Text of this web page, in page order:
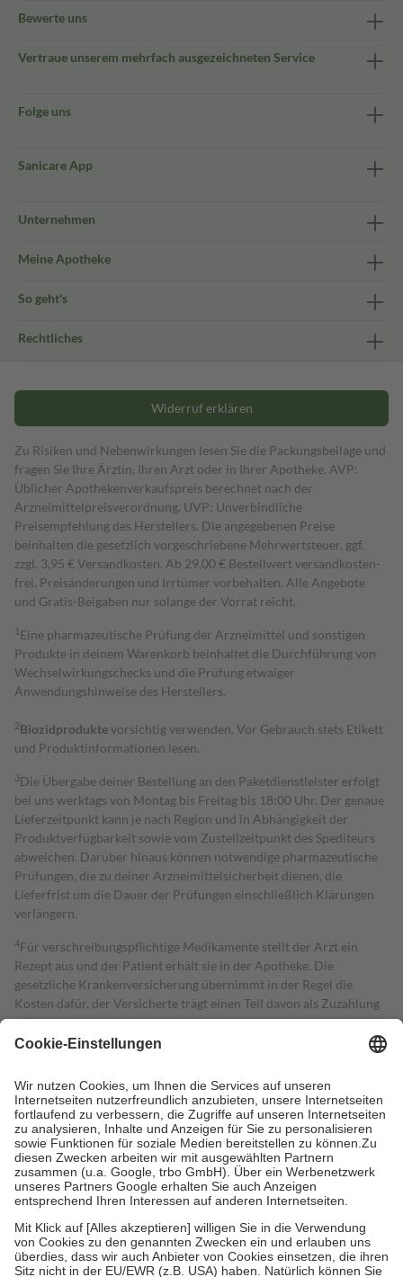
Bewerte uns
Vertraue unserem mehrfach ausgezeichneten Service
Folge uns
Sanicare App
Unternehmen
Meine Apotheke
So geht's
Rechtliches
Widerruf erklären
Zu Risiken und Nebenwirkungen lesen Sie die Packungsbeilage und
fragen Sie Ihre Ärztin, Ihren Arzt oder in Ihrer Apotheke. AVP:
Üblicher Apothekenverkaufspreis berechnet nach der
Arzneimittelpreisverordnung. UVP: Unverbindliche
Preisempfehlung des Herstellers. Die angegebenen Preise
beinhalten die gesetzlich vorgeschriebene Mehrwertsteuer, ggf.
zzgl. 3,95 € Versandkosten. Ab 29,00 € Bestell­wert versand­kosten­
frei. Preisänderungen und Irrtümer vorbehalten. Alle Angebote
und Gratis-Beigaben nur solange der Vorrat reicht.
1 Eine pharmazeutische Prüfung der Arzneimittel und sonstigen
Produkte in deinem Warenkorb beinhaltet die Durchführung von
Wechselwirkungschecks und die Prüfung etwaiger
Anwendungshinweise des Herstellers.
2Biozidproduktevorsichtig verwenden. Vor Gebrauch stets Etikett
und Produktinformationen lesen.
3Die Übergabe deiner Bestellung an den Paketdienstleister erfolgt
bei uns werktags von Montag bis Freitag bis 18:00 Uhr. Der genaue
Lieferzeitpunkt kann je nach Region und in Abhängigkeit der
Produktverfügbarkeit sowie vom Zustellzeitpunkt des Spediteurs
abweichen. Darüber hinaus können notwendige pharmazeutische
Prüfungen, die zu deiner Arzneimittelsicherheit dienen, die
Lieferfrist um die Dauer der Prüfungen einschließlich Klärungen
verlängern.
4Für verschreibungspflichtige Medikamente stellt der Arzt ein
Rezept aus und der Patient erhält sie in der Apotheke. Die
gesetzliche Krankenversicherung übernimmt in der Regel die
Kosten dafür, der Versicherte trägt einen Teil davon als Zuzahlung
mit.
Grundsätzlich leisten Mitglieder Zuzahlungen in Höhe von zehn
höchstens zehn Euro.
Es sind jedoch nie mehr als die tatsächlichen
Kosten der Leistung zu entrichten.
Diese Regeln gelten grundsätzlich auch für Online-Apotheken.
Bei Heilmitteln und häuslicher Krankenpflege beträgt die
Zuzahlung zehn Prozent der Kosten sowie zehn Euro je
Verordnung.
Um das Engagement der Versicherten für ihre eigene Gesundheit zu
stärken und die besondere Stellung der Familie zu unterstützen,
fallenkeine Zuzahlungenan bei:
• Kindern und Jugendlichen bis zum vollendeten 18. Lebensjahr
mit Ausnahme der Fahrkosten